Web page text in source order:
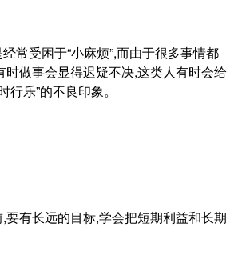
常受困于“小麻烦”,而由于很多事情都
时做事会显得迟疑不决,这类人有时会给
行乐”的不良印象。
要有长远的目标,学会把短期利益和长期